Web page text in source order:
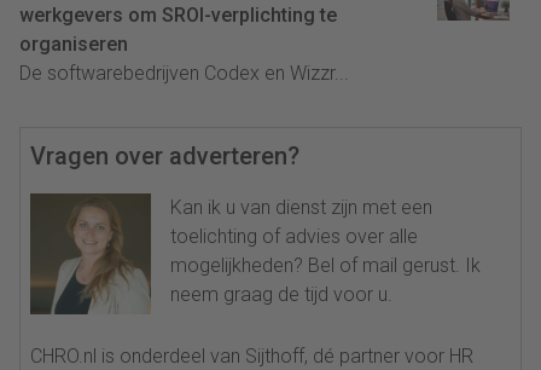
werkgevers om SROI-verplichting te
organiseren
De softwarebedrijven Codex en Wizzr...
Vragen over adverteren?
Kan ik u van dienst zijn met een
toelichting of advies over alle
mogelijkheden? Bel of mail gerust. Ik
neem graag de tijd voor u.
CHRO.nl is onderdeel van Sijthoff, dé partner voor HR